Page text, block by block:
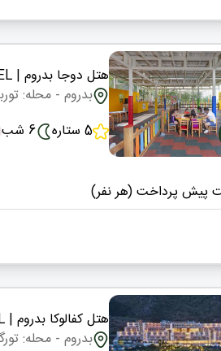
هتل دوجا بدروم | DUJA HOTEL
بدروم - محله:
5 ستاره
6 شب
پیش پرداخت (هر نفر)
هتل کفالوکا بدروم | KEFALUKA HOTEL
بدروم - محله: